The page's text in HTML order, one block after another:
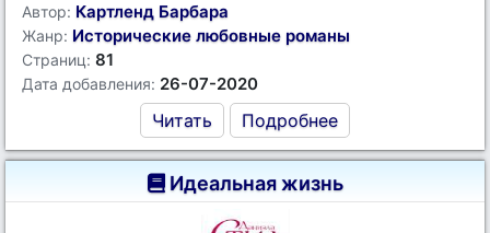
Автор: Картленд Барбара
Жанр: Исторические любовные романы
Страниц: 81
Дата добавления: 26-07-2020
Читать Подробнее
Идеальная жизнь